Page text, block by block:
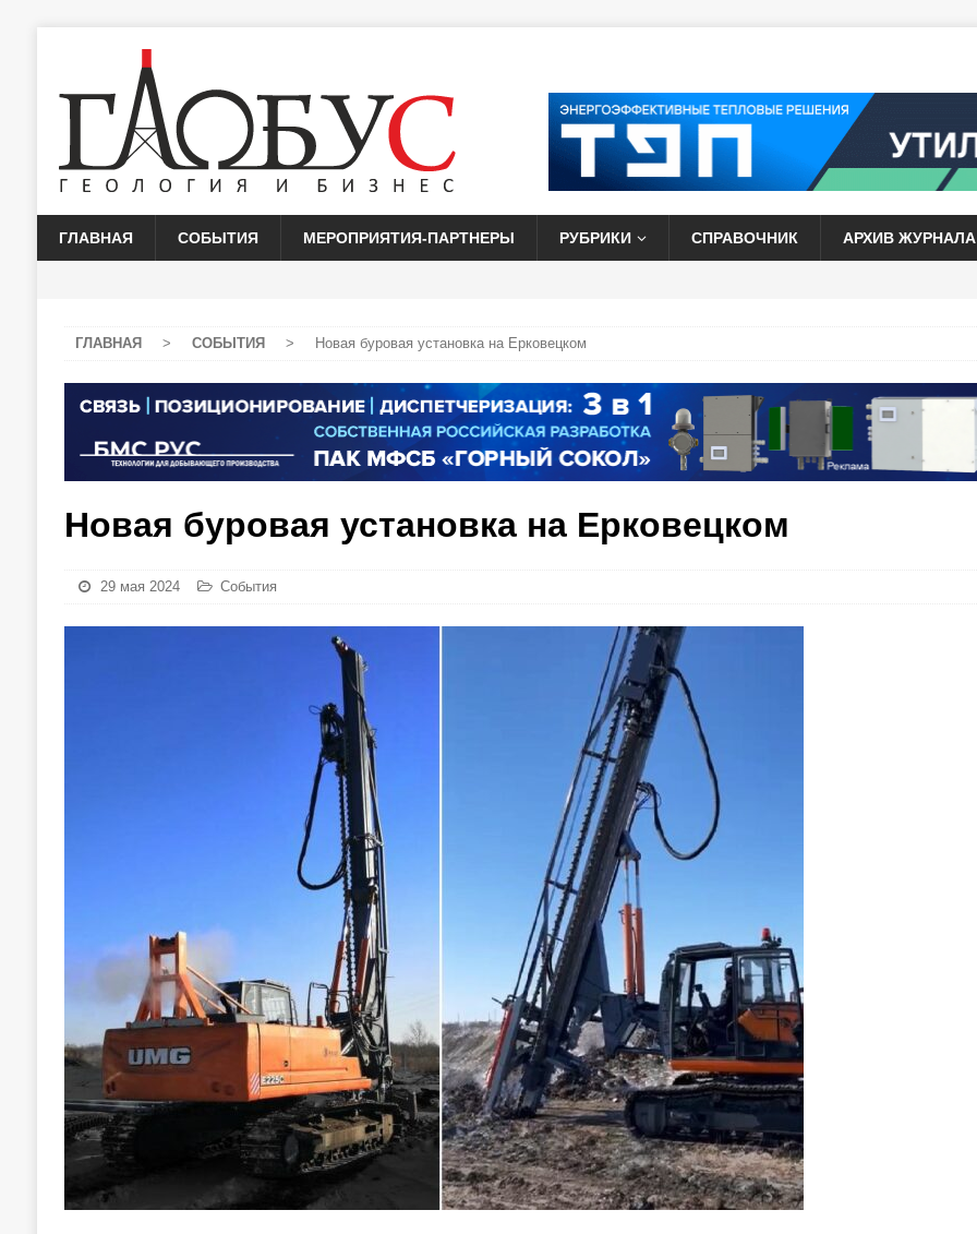
ГЛАВНАЯ СОБЫТИЯ МЕРОПРИЯТИЯ-ПАРТНЕРЫ РУБРИКИ СПРАВОЧНИК АРХИВ ЖУРНАЛА
ГЛАВНАЯ > СОБЫТИЯ > Новая буровая установка на Ерковецком
Новая буровая установка на Ерковецком
29 мая 2024 События